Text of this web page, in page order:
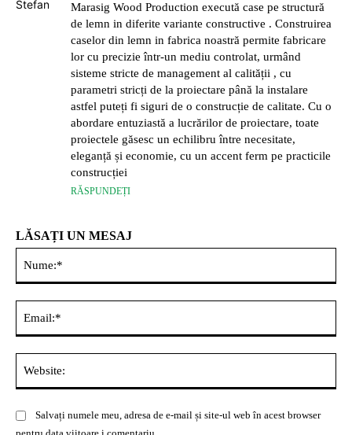
Marasig Wood Production execută case pe structură
de lemn in diferite variante constructive . Construirea
caselor din lemn in fabrica noastră permite fabricare
lor cu precizie într-un mediu controlat, urmând
sisteme stricte de management al calității , cu
parametri stricți de la proiectare până la instalare
astfel puteți fi siguri de o construcție de calitate. Cu o
abordare entuziastă a lucrărilor de proiectare, toate
proiectele găsesc un echilibru între necesitate,
eleganță și economie, cu un accent ferm pe practicile
construcției
RĂSPUNDEȚI
LĂSAȚI UN MESAJ
Salvați numele meu, adresa de e-mail și site-ul web în acest browser